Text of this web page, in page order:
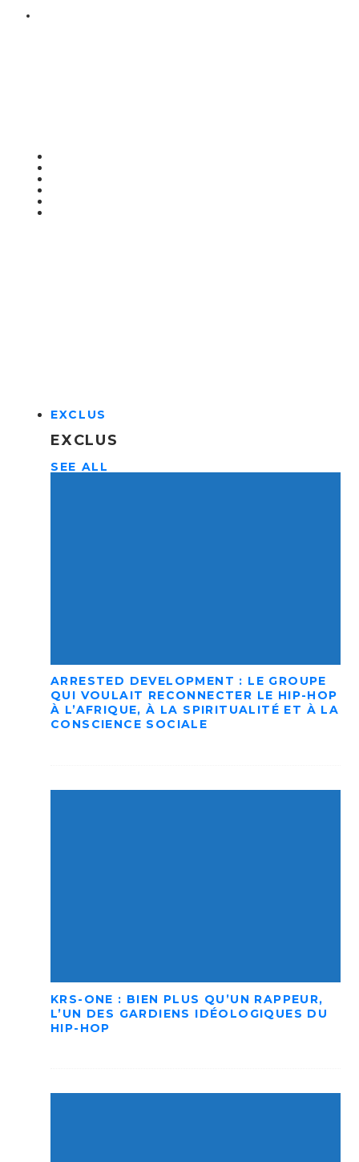
EXCLUS
EXCLUS
SEE ALL
ARRESTED DEVELOPMENT : LE GROUPE
QUI VOULAIT RECONNECTER LE HIP-HOP
À L’AFRIQUE, À LA SPIRITUALITÉ ET À LA
CONSCIENCE SOCIALE
KRS-ONE : BIEN PLUS QU’UN RAPPEUR,
L’UN DES GARDIENS IDÉOLOGIQUES DU
HIP-HOP